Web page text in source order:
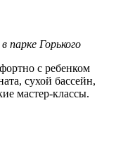
парке Горького
с ребенком
сухой бассейн,
мастер-классы.